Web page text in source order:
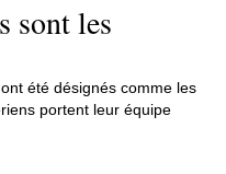
sont les
été désignés comme les
portent leur équipe